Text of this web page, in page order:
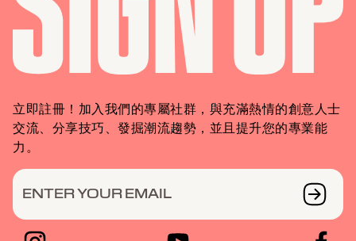
立即註冊！加入我們的專屬社群，與充滿熱情的創意人士
交流、分享技巧、發掘潮流趨勢，並且提升您的專業能
力。
ENTER YOUR EMAIL